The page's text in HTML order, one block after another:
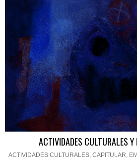
ACTIVIDADES CULTURALES Y
ACTIVIDADES CULTURALES, CAPITULAR